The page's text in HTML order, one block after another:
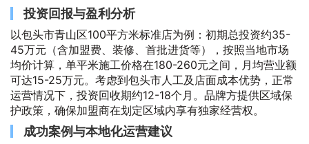
投资回报与盈利分析
以包头市青山区100平方米标准店为例：初期总投资约35-
45万元（含加盟费、装修、首批进货等），按照当地市场
均价计算，单平米施工价格在180-260元之间，月均营业额
可达15-25万元。考虑到包头市人工及店面成本优势，正常
运营情况下，投资回收期约12-18个月。品牌方提供区域保
护政策，确保加盟商在划定区域内享有独家经营权。
成功案例与本地化运营建议